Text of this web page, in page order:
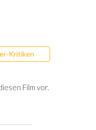
Kritiken
Film vor.